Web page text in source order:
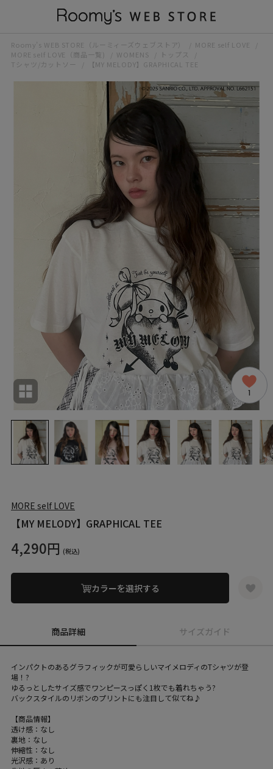
Roomy’s WEB STORE（ルーミィーズウェブストア）
MORE self LOVE
MORE self LOVE（商品一覧)
WOMENS
トップス
Tシャツ/カットソー
【MY MELODY】GRAPHICAL TEE
1
MORE self LOVE
【MY MELODY】GRAPHICAL TEE
4,290円 (税込)
カラーを選択する
商品詳細 サイズガイド
インパクトのあるグラフィックが可愛らしいマイメロディのTシャツが登
場！?
ゆるっとしたサイズ感でワンピースっぽく1枚でも着れちゃう?
バックスタイルのリボンのプリントにも注目して似てね♪
【商品情報】
透け感：なし
裏地：なし
伸縮性：なし
光沢感：あり